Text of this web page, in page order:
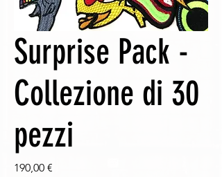
Surprise Pack -
Collezione di 30
pezzi
190,00 €